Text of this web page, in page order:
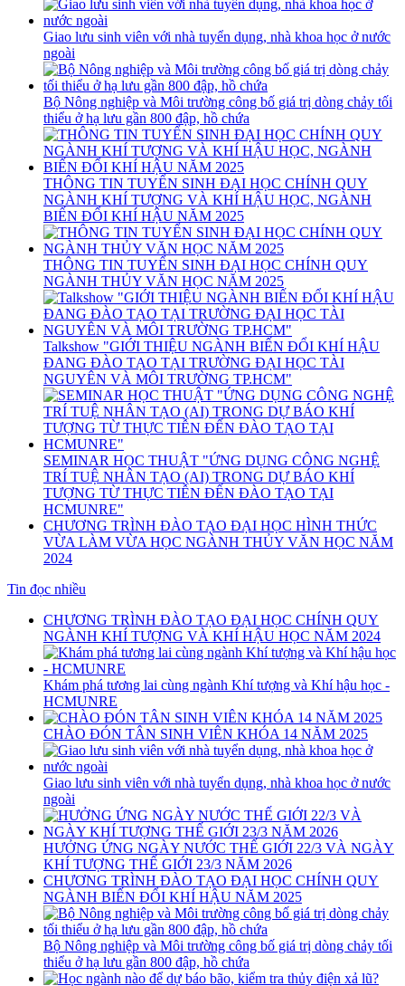
Giao lưu sinh viên với nhà tuyển dụng, nhà khoa học ở nước
ngoài
Bộ Nông nghiệp và Môi trường công bố giá trị dòng chảy tối
thiểu ở hạ lưu gần 800 đập, hồ chứa
THÔNG TIN TUYỂN SINH ĐẠI HỌC CHÍNH QUY
NGÀNH KHÍ TƯỢNG VÀ KHÍ HẬU HỌC, NGÀNH
BIẾN ĐỔI KHÍ HẬU NĂM 2025
THÔNG TIN TUYỂN SINH ĐẠI HỌC CHÍNH QUY
NGÀNH THỦY VĂN HỌC NĂM 2025
Talkshow "GIỚI THIỆU NGÀNH BIẾN ĐỔI KHÍ HẬU
ĐANG ĐÀO TẠO TẠI TRƯỜNG ĐẠI HỌC TÀI
NGUYÊN VÀ MÔI TRƯỜNG TP.HCM"
SEMINAR HỌC THUẬT "ỨNG DỤNG CÔNG NGHỆ
TRÍ TUỆ NHÂN TẠO (AI) TRONG DỰ BÁO KHÍ
TƯỢNG TỪ THỰC TIỄN ĐẾN ĐÀO TẠO TẠI
HCMUNRE"
CHƯƠNG TRÌNH ĐÀO TẠO ĐẠI HỌC HÌNH THỨC
VỪA LÀM VỪA HỌC NGÀNH THỦY VĂN HỌC NĂM
2024
Tin đọc nhiều
CHƯƠNG TRÌNH ĐÀO TẠO ĐẠI HỌC CHÍNH QUY
NGÀNH KHÍ TƯỢNG VÀ KHÍ HẬU HỌC NĂM 2024
Khám phá tương lai cùng ngành Khí tượng và Khí hậu học -
HCMUNRE
CHÀO ĐÓN TÂN SINH VIÊN KHÓA 14 NĂM 2025
Giao lưu sinh viên với nhà tuyển dụng, nhà khoa học ở nước
ngoài
HƯỞNG ỨNG NGÀY NƯỚC THẾ GIỚI 22/3 VÀ NGÀY
KHÍ TƯỢNG THẾ GIỚI 23/3 NĂM 2026
CHƯƠNG TRÌNH ĐÀO TẠO ĐẠI HỌC CHÍNH QUY
NGÀNH BIẾN ĐỔI KHÍ HẬU NĂM 2025
Bộ Nông nghiệp và Môi trường công bố giá trị dòng chảy tối
thiểu ở hạ lưu gần 800 đập, hồ chứa